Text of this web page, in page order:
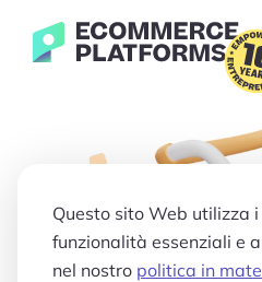
Piattaforme
di
Questo sito Web utilizza
funzionalità essenziali e
nel nostro politica in